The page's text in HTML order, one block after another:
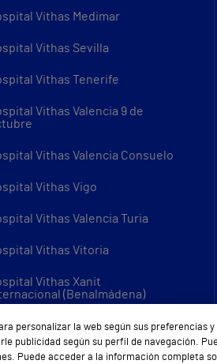
Vithas Medimar
Vithas Sevilla
Vithas Tenerife
Vithas Valencia 9 de
Vithas Valencia Consuelo
Vithas Vigo
Vithas Valencia Turia
Vithas Vitoria
Vithas Xanit
(Benalmádena)
los centros Vithas
personalizar la web según sus preferencias
publicidad según su perfil de navegación.
Puede acceder a la información completa